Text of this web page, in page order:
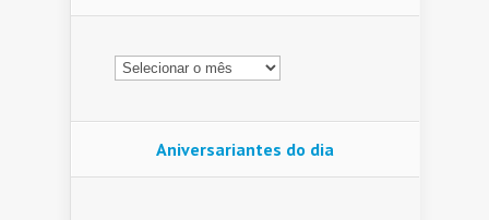
Arquivo
Aniversariantes do dia